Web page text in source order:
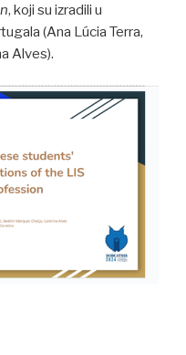
, koji su izradili u
(Ana Lúcia Terra,
Alves).